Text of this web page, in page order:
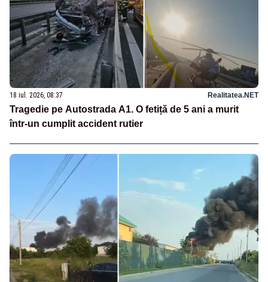
18 iul. 2026, 08:37 Realitatea.NET
Tragedie pe Autostrada A1. O fetiță de 5 ani a murit
într-un cumplit accident rutier